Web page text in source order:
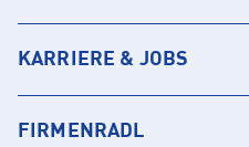
KARRIERE & JOBS
FIRMENRADL